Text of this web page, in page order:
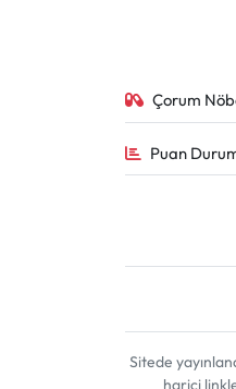
Çorum
Puan
Sitede
harici